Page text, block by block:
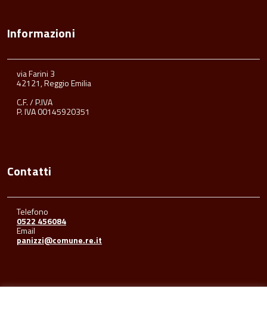
Informazioni
via Farini 3
42121, Reggio Emilia
C.F. / P.IVA
P. IVA 00145920351
Contatti
Telefono
0522 456084
Email
panizzi@comune.re.it